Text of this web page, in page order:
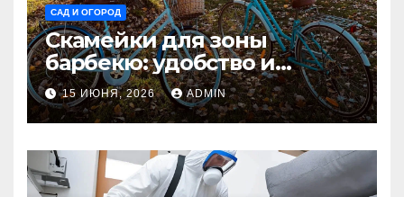
САД И ОГОРОД
Скамейки для зоны
барбекю: удобство и
безопасность на участке
Madmetal.ru
15 ИЮНЯ, 2026 ADMIN